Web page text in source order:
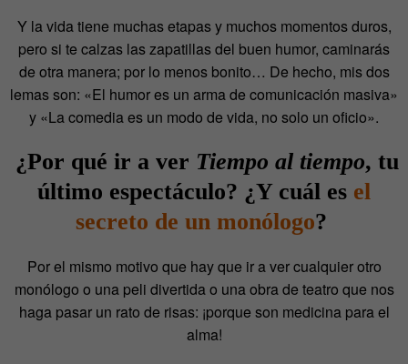
Y la vida tiene muchas etapas y muchos momentos duros,
pero si te calzas las zapatillas del buen humor, caminarás
de otra manera; por lo menos bonito… De hecho, mis dos
lemas son: «El humor es un arma de comunicación masiva»
y «La comedia es un modo de vida, no solo un oficio».
¿Por qué ir a ver Tiempo al tiempo, tu
último espectáculo? ¿Y cuál es el
secreto de un monólogo?
Por el mismo motivo que hay que ir a ver cualquier otro
monólogo o una peli divertida o una obra de teatro que nos
haga pasar un rato de risas: ¡porque son medicina para el
alma!